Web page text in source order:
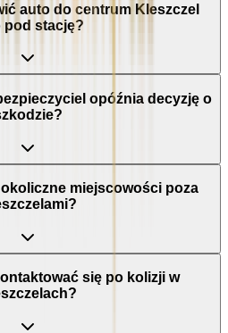
auto do centrum Kleszczel
pod stację?
opóźnia decyzję o
miejscowości poza
się po kolizji w